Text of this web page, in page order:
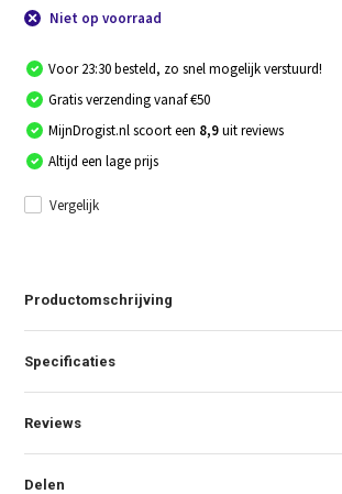
Niet op voorraad
Voor 23:30 besteld, zo snel mogelijk verstuurd!
Gratis verzending vanaf €50
MijnDrogist.nl scoort een 8,9uit reviews
Altijd een lage prijs
Vergelijk
Productomschrijving
Specificaties
Reviews
Delen